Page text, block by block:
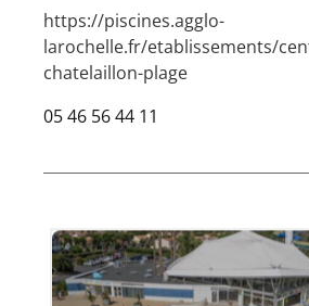
https://piscines.agglo-
larochelle.fr/etablissements/
chatelaillon-plage
05 46 56 44 11